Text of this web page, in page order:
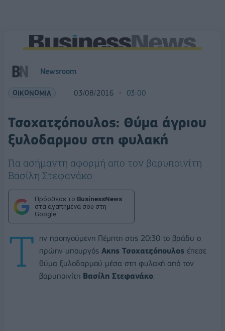
Newsroom
ΟΙΚΟΝΟΜΙΑ 03/08/2016 03:00
Τσοχατζόπουλος: Θύμα άγριου
ξυλοδαρμου στη φυλακή
Για ασήμαντη αφορμή απο τον βαρυποινίτη
Βασίλη Στεφανάκο
Πρόσθεσε το BusinessNews
στα αγαπημένα σου στη
Google
Τ
ην προηγούμενη Πέμπτη στις 20:30 το βράδυ ο
πρώην υπουργός Ακης Τσοχατζόπουλος έπεσε
θύμα ξυλοδαρμού μέσα στη φυλακή από τον
βαρυποινίτη Βασίλη Στεφανάκο.